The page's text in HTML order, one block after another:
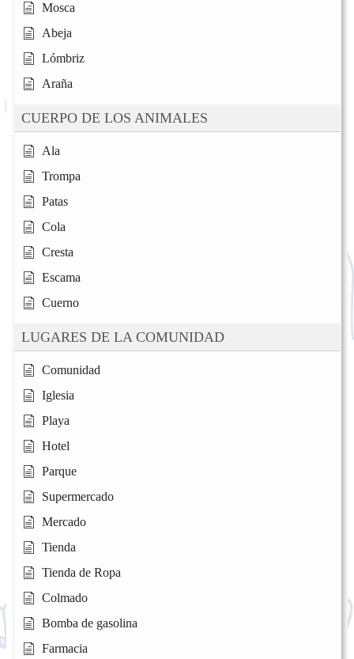
Mosca
Abeja
Lómbriz
Araña
CUERPO DE LOS ANIMALES
Ala
Trompa
Patas
Cola
Cresta
Escama
Cuerno
LUGARES DE LA COMUNIDAD
Comunidad
Iglesia
Playa
Hotel
Parque
Supermercado
Mercado
Tienda
Tienda de Ropa
Colmado
Bomba de gasolina
Farmacia